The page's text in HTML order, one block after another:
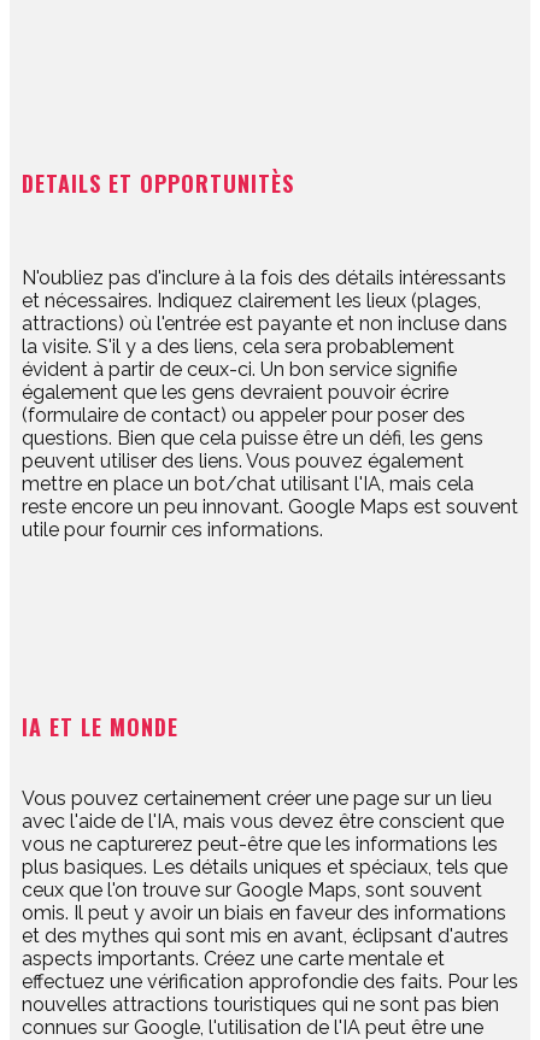
DETAILS ET OPPORTUNITÈS
N'oubliez pas d'inclure à la fois des détails intéressants
et nécessaires. Indiquez clairement les lieux (plages,
attractions) où l'entrée est payante et non incluse dans
la visite. S'il y a des liens, cela sera probablement
évident à partir de ceux-ci. Un bon service signifie
également que les gens devraient pouvoir écrire
(formulaire de contact) ou appeler pour poser des
questions. Bien que cela puisse être un défi, les gens
peuvent utiliser des liens. Vous pouvez également
mettre en place un bot/chat utilisant l'IA, mais cela
reste encore un peu innovant. Google Maps est souvent
utile pour fournir ces informations.
IA ET LE MONDE
​Vous pouvez certainement créer une page sur un lieu
avec l'aide de l'IA, mais vous devez être conscient que
vous ne capturerez peut-être que les informations les
plus basiques. Les détails uniques et spéciaux, tels que
ceux que l'on trouve sur Google Maps, sont souvent
omis. Il peut y avoir un biais en faveur des informations
et des mythes qui sont mis en avant, éclipsant d'autres
aspects importants. Créez une carte mentale et
effectuez une vérification approfondie des faits. Pour les
nouvelles attractions touristiques qui ne sont pas bien
connues sur Google, l'utilisation de l'IA peut être une